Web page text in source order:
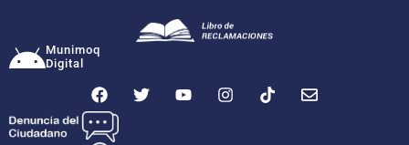
Munimoq
Digital